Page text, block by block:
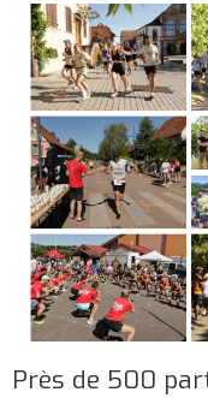
Près de 500